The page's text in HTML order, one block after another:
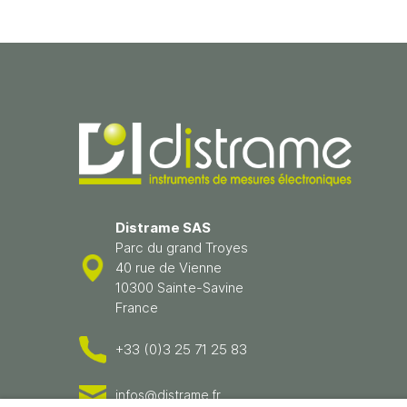
Distrame SAS
Parc du grand Troyes
40 rue de Vienne
10300 Sainte-Savine
France
+33 (0)3 25 71 25 83
infos@distrame.fr